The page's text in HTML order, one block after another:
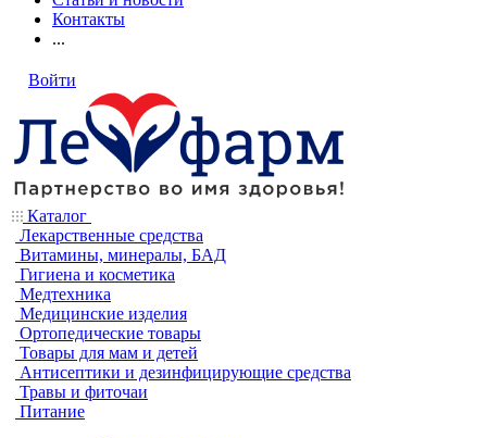
Контакты
...
Войти
Каталог
Лекарственные средства
Витамины, минералы, БАД
Гигиена и косметика
Медтехника
Медицинские изделия
Ортопедические товары
Товары для мам и детей
Антисептики и дезинфицирующие средства
Травы и фиточаи
Питание